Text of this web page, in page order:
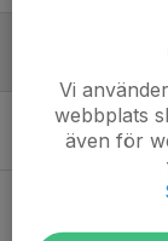
Torsdag
31 jul
13 jun
Vi
webbplats
även för